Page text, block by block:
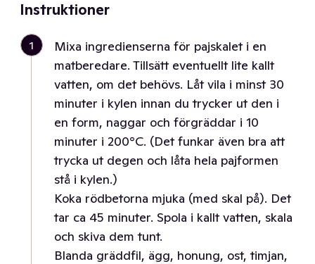
Instruktioner
1
Mixa ingredienserna för pajskalet i en
matberedare. Tillsätt eventuellt lite kallt
vatten, om det behövs. Låt vila i minst 30
minuter i kylen innan du trycker ut den i
en form, naggar och förgräddar i 10
minuter i 200°C. (Det funkar även bra att
trycka ut degen och låta hela pajformen
stå i kylen.)
Koka rödbetorna mjuka (med skal på). Det
tar ca 45 minuter. Spola i kallt vatten, skala
och skiva dem tunt.
Blanda gräddfil, ägg, honung, ost, timjan,